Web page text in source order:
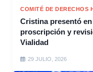
COMITÉ DE DERECHOS
Cristina presentó
proscripción y
Vialidad
29 JULIO, 2026